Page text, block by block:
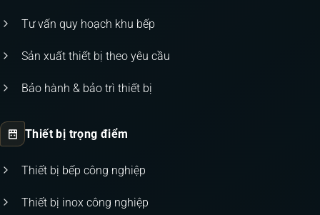
Tư vấn quy hoạch khu bếp
Sản xuất thiết bị theo yêu cầu
Bảo hành & bảo trì thiết bị
Thiết bị trọng điểm
Thiết bị bếp công nghiệp
Thiết bị inox công nghiệp